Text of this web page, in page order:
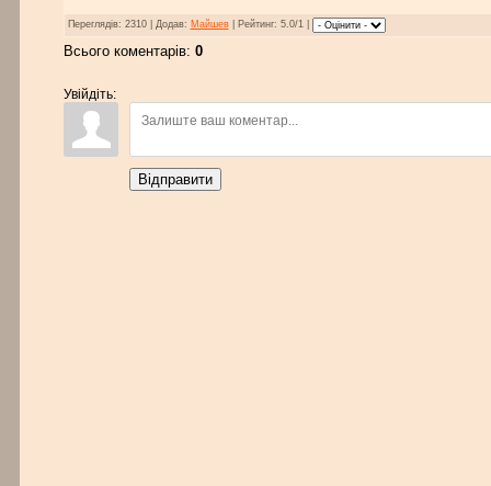
Переглядів: 2310 | Додав: Майшев| Рейтинг: 5.0/1 |
Всього коментарів: 0
Увійдіть:
Відправити